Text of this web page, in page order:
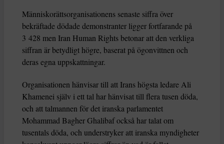
Människorättsorganisationens senaste siffra över
bekräftade dödade demonstranter ligger fortfarande på
3 428 men Iran Human Rights betonar att den verkliga
siffran är betydligt högre, baserat på ögonvittnen och
deras egna uppskattningar.
Organisationen hänvisar till att Irans högsta ledare Ali
Khamenei själv i ett tal har hänvisat till flera tusen döda,
och att talmannen för det iranska parlamentet
Mohammad Bagher Ghalibaf också har talat om
tusentals döda, och understryker att iranska myndigheter